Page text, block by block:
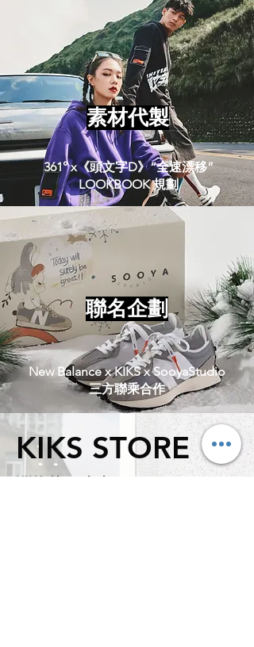
​素材代製
361° x《頭文字D》“全速漂移”
​LOOKBOOK 規劃
​聯名企劃
New Balance x KIKS x SooyaStudio
​三方聯乘合作
KIKS STORE
KIKS Shanghai